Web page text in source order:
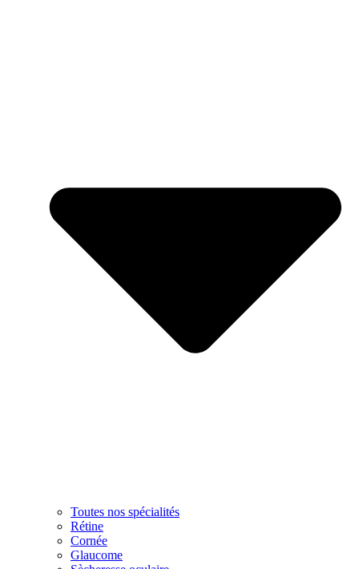
Toutes nos spécialités
Rétine
Cornée
Glaucome